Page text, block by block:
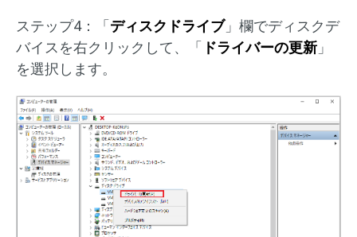
ステップ4：「 ディスクドライブ」欄でディスクデ
バイスを右クリックして、「 ドライバーの更新 」
を選択します。